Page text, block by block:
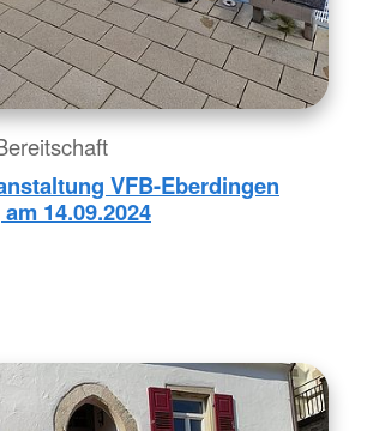
VFB-Eberdingen
14.09.2024